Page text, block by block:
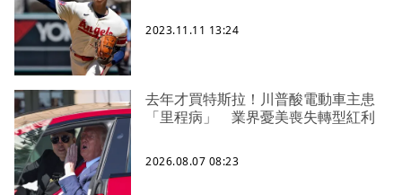
2023.11.11 13:24
去年才買特斯拉！川普酸電動車主患
「里程病」 業界憂美喪失轉型紅利
2026.08.07 08:23